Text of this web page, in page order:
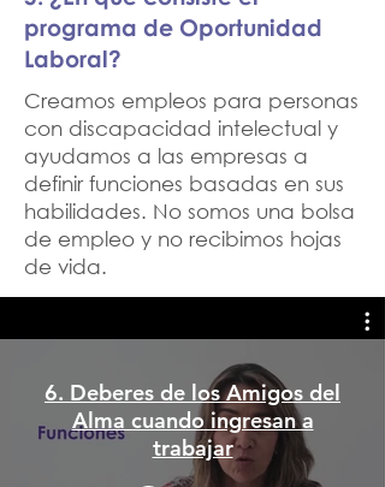
programa de Oportunidad
Laboral?
Creamos empleos para personas
con discapacidad intelectual y
ayudamos a las empresas a
definir funciones basadas en sus
habilidades. No somos una bolsa
de empleo y no recibimos hojas
de vida.
6. Deberes de los Amigos del
Alma cuando ingresan a
trabajar